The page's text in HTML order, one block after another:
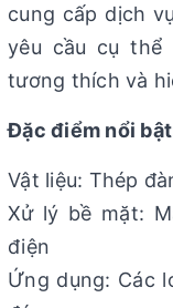
cung cấp dịch
yêu cầu cụ thể
tương thích và
Đặc điểm nổi
Vật liệu: Thép
Xử lý bề mặt:
điện
Ứng dụng: Các